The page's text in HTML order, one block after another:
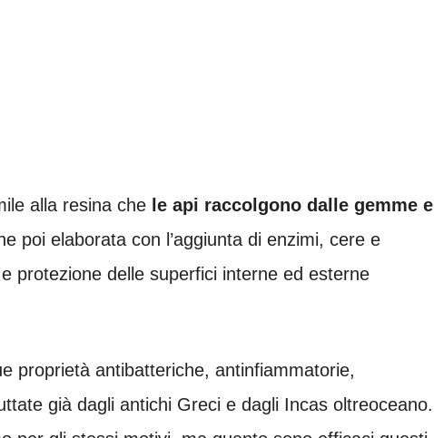
alla resina che le api raccolgono dalle gemme e
poi elaborata con l’aggiunta di enzimi, cere e
protezione delle superfici interne ed esterne
proprietà antibatteriche, antinfiammatorie,
già dagli antichi Greci e dagli Incas oltreoceano.